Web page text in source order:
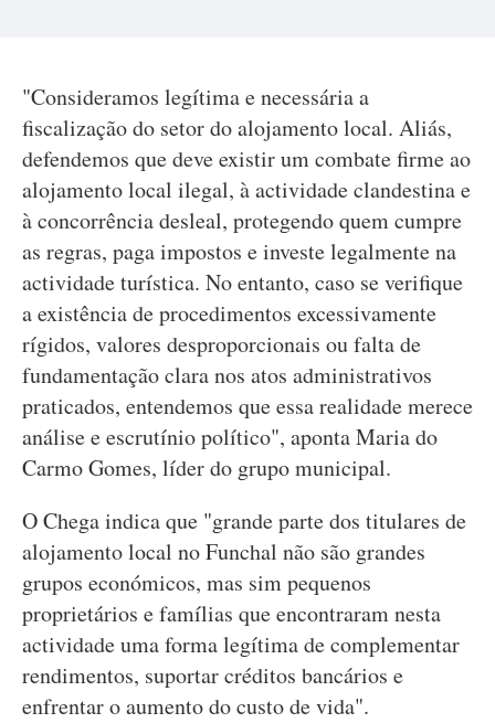
"Consideramos legítima e necessária a
fiscalização do setor do alojamento local. Aliás,
defendemos que deve existir um combate firme ao
alojamento local ilegal, à actividade clandestina e
à concorrência desleal, protegendo quem cumpre
as regras, paga impostos e investe legalmente na
actividade turística. No entanto, caso se verifique
a existência de procedimentos excessivamente
rígidos, valores desproporcionais ou falta de
fundamentação clara nos atos administrativos
praticados, entendemos que essa realidade merece
análise e escrutínio político", aponta Maria do
Carmo Gomes, líder do grupo municipal.
O Chega indica que "grande parte dos titulares de
alojamento local no Funchal não são grandes
grupos económicos, mas sim pequenos
proprietários e famílias que encontraram nesta
actividade uma forma legítima de complementar
rendimentos, suportar créditos bancários e
enfrentar o aumento do custo de vida".